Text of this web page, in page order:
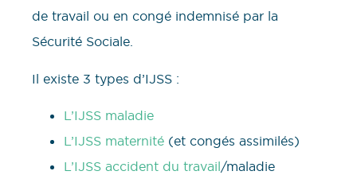
de travail ou en congé indemnisé par la
Sécurité Sociale.
Il existe 3 types d’IJSS :
L’IJSS maladie
L’IJSS maternité (et congés assimilés)
L’IJSS accident du travail/maladie